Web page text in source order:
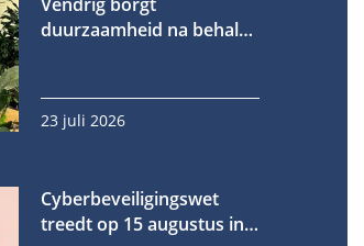
duurzaamheid na behalen
23 juli 2026
Cyberbeveiligingswet
treedt op 15 augustus in